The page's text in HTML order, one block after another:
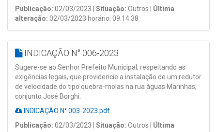
Publicação: 02/03/2023 | Situação: Outros | Última
alteração: 02/03/2023 horário: 09:14:38
INDICAÇÃO N° 006-2023
Sugere-se ao Senhor Prefeito Municipal, respeitando as
exigências legais, que providencie a instalação de um redutor
de velocidade do tipo quebra-molas na rua águas Marinhas,
conjunto José Borghi.
INDICAÇÃO N° 003-2023.pdf
Publicação: 02/03/2023 | Situação: Outros | Última